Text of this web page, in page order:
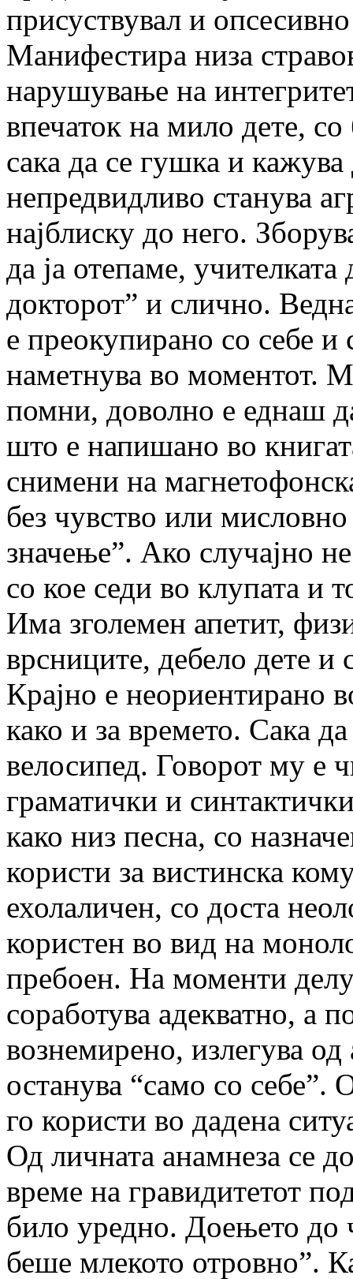
присуствувал и
Манифестира низа
нарушување на
впечаток на мило дете,
сака да се гушка и кажува
непредвидливо станува
најблиску до него.
да ја отепаме, учителката
докторот” и слично.
е преокупирано со себе
наметнува во моментот.
помни, доволно е еднаш
што е напишано во
снимени на
без чувство или
значење”. Ако случајно
со кое седи во клупата и
Има зголемен апетит,
врсниците, дебело дете
Крајно е неориентирано
како и за времето. Сака
велосипед. Говорот му е
граматички и
како низ песна, со
користи за вистинска
ехолаличен, со доста
користен во вид на
пребоен. На моменти
соработува адекватно, а
вознемирено, излегува од
останува “само со себе”.
го користи во дадена
Од личната анамнеза се
време на гравидитетот
било уредно. Доењето до
беше млекото отровно”.